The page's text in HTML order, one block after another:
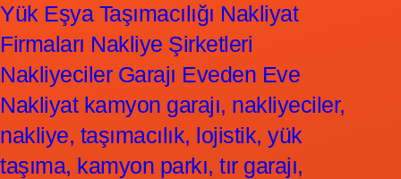
Yük Eşya Taşımacılığı Nakliyat
Firmaları Nakliye Şirketleri
Nakliyeciler Garajı Eveden Eve
Nakliyat kamyon garajı, nakliyeciler,
nakliye, taşımacılık, lojistik, yük
taşıma, kamyon parkı, tır garajı,